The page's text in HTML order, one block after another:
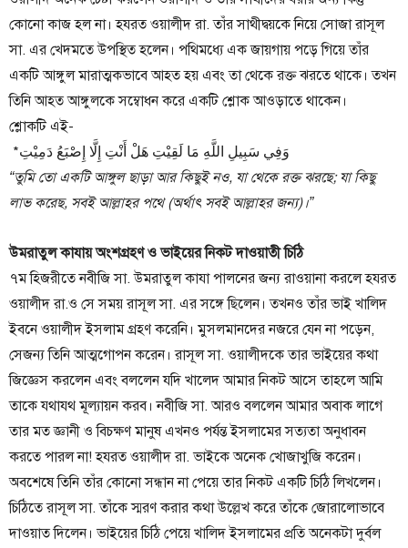
কোনো কাজ হল না। হযরত ওয়ালীদ রা. তাঁর সাথীদ্বয়কে নিয়ে সোজা রাসূল
সা. এর খেদমতে উপস্থিত হলেন। পথিমধ্যে এক জায়গায় পড়ে গিয়ে তাঁর
একটি আঙ্গুল মারাত্মকভাবে আহত হয় এবং তা থেকে রক্ত ঝরতে থাকে। তখন
তিনি আহত আঙ্গুলকে সম্বোধন করে একটি শ্লোক আওড়াতে থাকেন।
শ্লোকটি এই-
“তুমি তো একটি আঙ্গুল ছাড়া আর কিছুই নও, যা থেকে রক্ত ঝরছে; যা কিছু
লাভ করেছ, সবই আল্লাহর পথে (অর্থাৎ সবই আল্লাহর জন্য)।”
উমরাতুল কাযায় অংশগ্রহণ ও ভাইয়ের নিকট দাওয়াতী চিঠি
৭ম হিজরীতে নবীজি সা. উমরাতুল কাযা পালনের জন্য রাওয়ানা করলে হযরত
ওয়ালীদ রা.ও সে সময় রাসূল সা. এর সঙ্গে ছিলেন। তখনও তাঁর ভাই খালিদ
ইবনে ওয়ালীদ ইসলাম গ্রহণ করেনি। মুসলমানদের নজরে যেন না পড়েন,
সেজন্য তিনি আত্মগোপন করেন। রাসূল সা. ওয়ালীদকে তার ভাইয়ের কথা
জিজ্ঞেস করলেন এবং বললেন যদি খালেদ আমার নিকট আসে তাহলে আমি
তাকে যথাযথ মূল্যায়ন করব। নবীজি সা. আরও বললেন আমার অবাক লাগে
তার মত জ্ঞানী ও বিচক্ষণ মানুষ এখনও পর্যন্ত ইসলামের সত্যতা অনুধাবন
করতে পারল না! হযরত ওয়ালীদ রা. ভাইকে অনেক খোজাখুজি করেন।
অবশেষে তিনি তাঁর কোনো সন্ধান না পেয়ে তার নিকট একটি চিঠি লিখলেন।
চিঠিতে রাসূল সা. তাঁকে স্মরণ করার কথা উল্লেখ করে তাঁকে জোরালোভাবে
দাওয়াত দিলেন। ভাইয়ের চিঠি পেয়ে খালিদ ইসলামের প্রতি অনেকটা দুর্বল